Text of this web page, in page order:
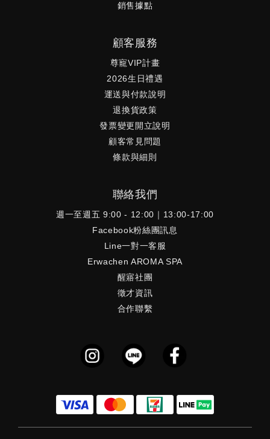
銷售據點
顧客服務
尊寵VIP計畫
2026生日禮遇
運送與付款說明
退換貨政策
發票變更開立說明
顧客常見問題
條款與細則
聯絡我們
週一至週五 9:00 - 12:00｜13:00-17:00
Facebook粉絲團訊息
Line一對一客服
Erwachen AROMA SPA
醒寤社團
徵才資訊
合作聯繫